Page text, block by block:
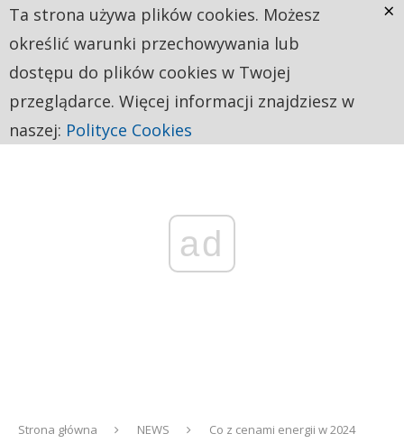
ad
Strona główna NEWS
Co z cenami energii w 2024
Ta strona używa plików cookies. Możesz
określić warunki przechowywania lub
dostępu do plików cookies w Twojej
przeglądarce. Więcej informacji znajdziesz w
naszej: Polityce Cookies
×